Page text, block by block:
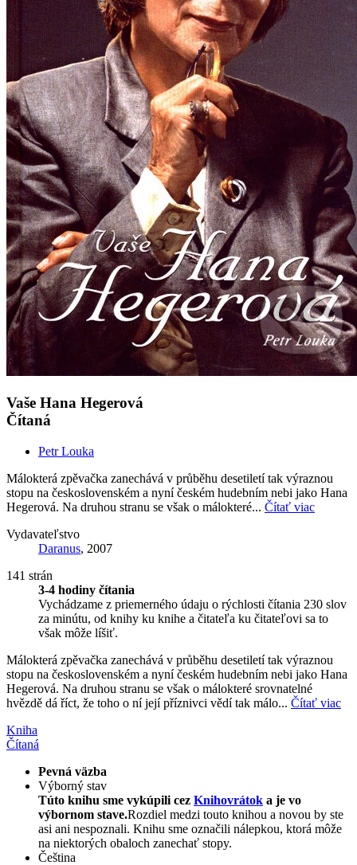
Vaše Hana Hegerová
Čítaná
Petr Louka
Málokterá zpěvačka zanechává v průběhu desetiletí tak výraznou
stopu na československém a nyní českém hudebním nebi jako Hana
Hegerová. Na druhou stranu se však o málokteré... Čítať viac
Vydavateľstvo
Daranus, 2007
141 strán
3-4 hodiny čítania
Vychádzame z priemerného údaju o rýchlosti čítania 230 slov
za minútu, od knihy ku knihe a čitateľa ku čitateľovi sa to
však môže líšiť.
Málokterá zpěvačka zanechává v průběhu desetiletí tak výraznou
stopu na československém a nyní českém hudebním nebi jako Hana
Hegerová. Na druhou stranu se však o málokteré srovnatelné
hvězdě dá říct, že toho o ní její příznivci vědí tak málo... Čítať viac
Kniha
Čítaná
Pevná väzba
Výborný stav
Túto knihu sme vykúpili cez Knihovrátok a je vo
výbornom stave.Rozdiel medzi touto knihou a novou by ste
asi ani nespoznali. Knihu sme označili nálepkou, ktorá môže
na niektorých obaloch zanechať stopy.
Čeština